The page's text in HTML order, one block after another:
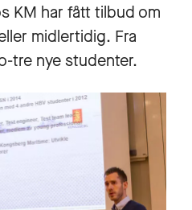
KM har fått tilbud om
midlertidig. Fra
tre nye studenter.